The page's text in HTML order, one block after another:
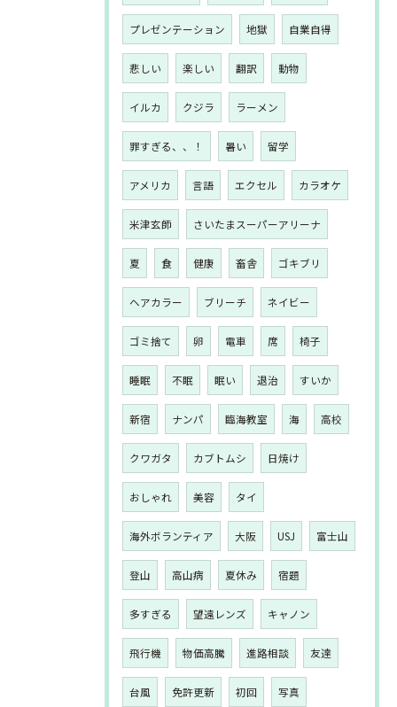
プレゼンテーション 地獄 自業自得
悲しい 楽しい 翻訳 動物
イルカ クジラ ラーメン
罪すぎる、、！ 暑い 留学
アメリカ 言語 エクセル カラオケ
米津玄師 さいたまスーパーアリーナ
夏 食 健康 畜舎 ゴキブリ
ヘアカラー ブリーチ ネイビー
ゴミ捨て 卵 電車 席 椅子
睡眠 不眠 眠い 退治 すいか
新宿 ナンパ 臨海教室 海 高校
クワガタ カブトムシ 日焼け
おしゃれ 美容 タイ
海外ボランティア 大阪 USJ 富士山
登山 高山病 夏休み 宿題
多すぎる 望遠レンズ キャノン
飛行機 物価高騰 進路相談 友達
台風 免許更新 初回 写真